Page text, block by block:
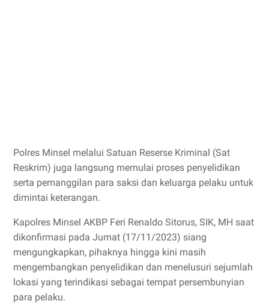
Polres Minsel melalui Satuan Reserse Kriminal (Sat
Reskrim) juga langsung memulai proses penyelidikan
serta pemanggilan para saksi dan keluarga pelaku untuk
dimintai keterangan.
Kapolres Minsel AKBP Feri Renaldo Sitorus, SIK, MH saat
dikonfirmasi pada Jumat (17/11/2023) siang
mengungkapkan, pihaknya hingga kini masih
mengembangkan penyelidikan dan menelusuri sejumlah
lokasi yang terindikasi sebagai tempat persembunyian
para pelaku.